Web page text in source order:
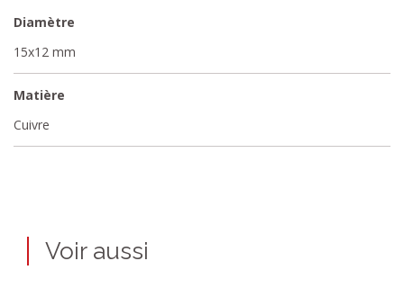
Diamètre
15x12 mm
Matière
Cuivre
Voir aussi